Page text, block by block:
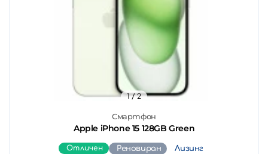
Смартфон
Apple iPhone 15 128GB Green
1/ 2
Отличен Реновиран Лизинг